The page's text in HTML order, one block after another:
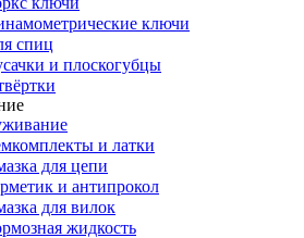
ключи
спиц
и плоскогубцы
и латки
для цепи
и антипрокол
для вилок
жидкость